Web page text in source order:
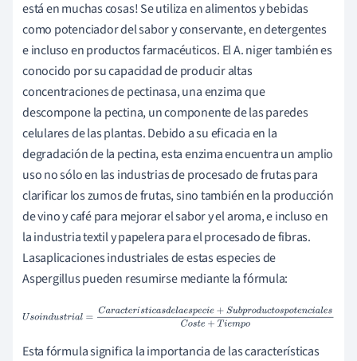
está en muchas cosas! Se utiliza en alimentos y bebidas
como potenciador del sabor y conservante, en detergentes
e incluso en productos farmacéuticos. El A. niger también es
conocido por su capacidad de producir altas
concentraciones de pectinasa, una enzima que
descompone la pectina, un componente de las paredes
celulares de las plantas. Debido a su eficacia en la
degradación de la pectina, esta enzima encuentra un amplio
uso no sólo en las industrias de procesado de frutas para
clarificar los zumos de frutas, sino también en la producción
de vino y café para mejorar el sabor y el aroma, e incluso en
la industria textil y papelera para el procesado de fibras.
Lasaplicaciones industriales de estas especies de
Aspergillus pueden resumirse mediante la fórmula:
í
Usoindustrial =Característicasdelaespecie+Subproductospo
e
Esta fórmula significa la importancia de las características